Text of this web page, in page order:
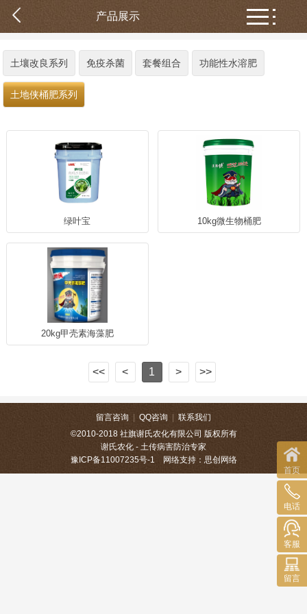
首页
电话
客服
留言
产品展示
土壤改良系列 免疫杀菌 套餐组合 功能性水溶肥
土地侠桶肥系列
绿叶宝 10kg微生物桶肥
20kg甲壳素海藻肥
<< < 1 > >>
留言咨询 QQ咨询
联系我们
©2010-2018 社旗谢氏农化有限公司 版权所有
谢氏农化 - 土传病害防治专家
豫ICP备11007235号-1
网络支持： 思创网络